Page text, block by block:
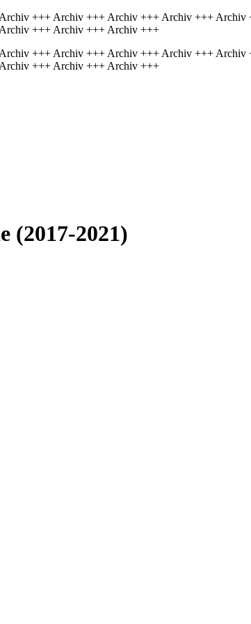
+++ Archiv +++ Archiv +++ Archiv +++
+++ Archiv +++ Archiv +++
+++ Archiv +++ Archiv +++ Archiv +++
+++ Archiv +++ Archiv +++
(2017-2021)